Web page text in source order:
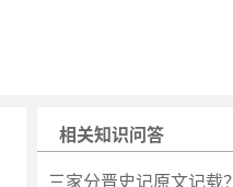
相关知识问答
三家分晋史记原文记载？